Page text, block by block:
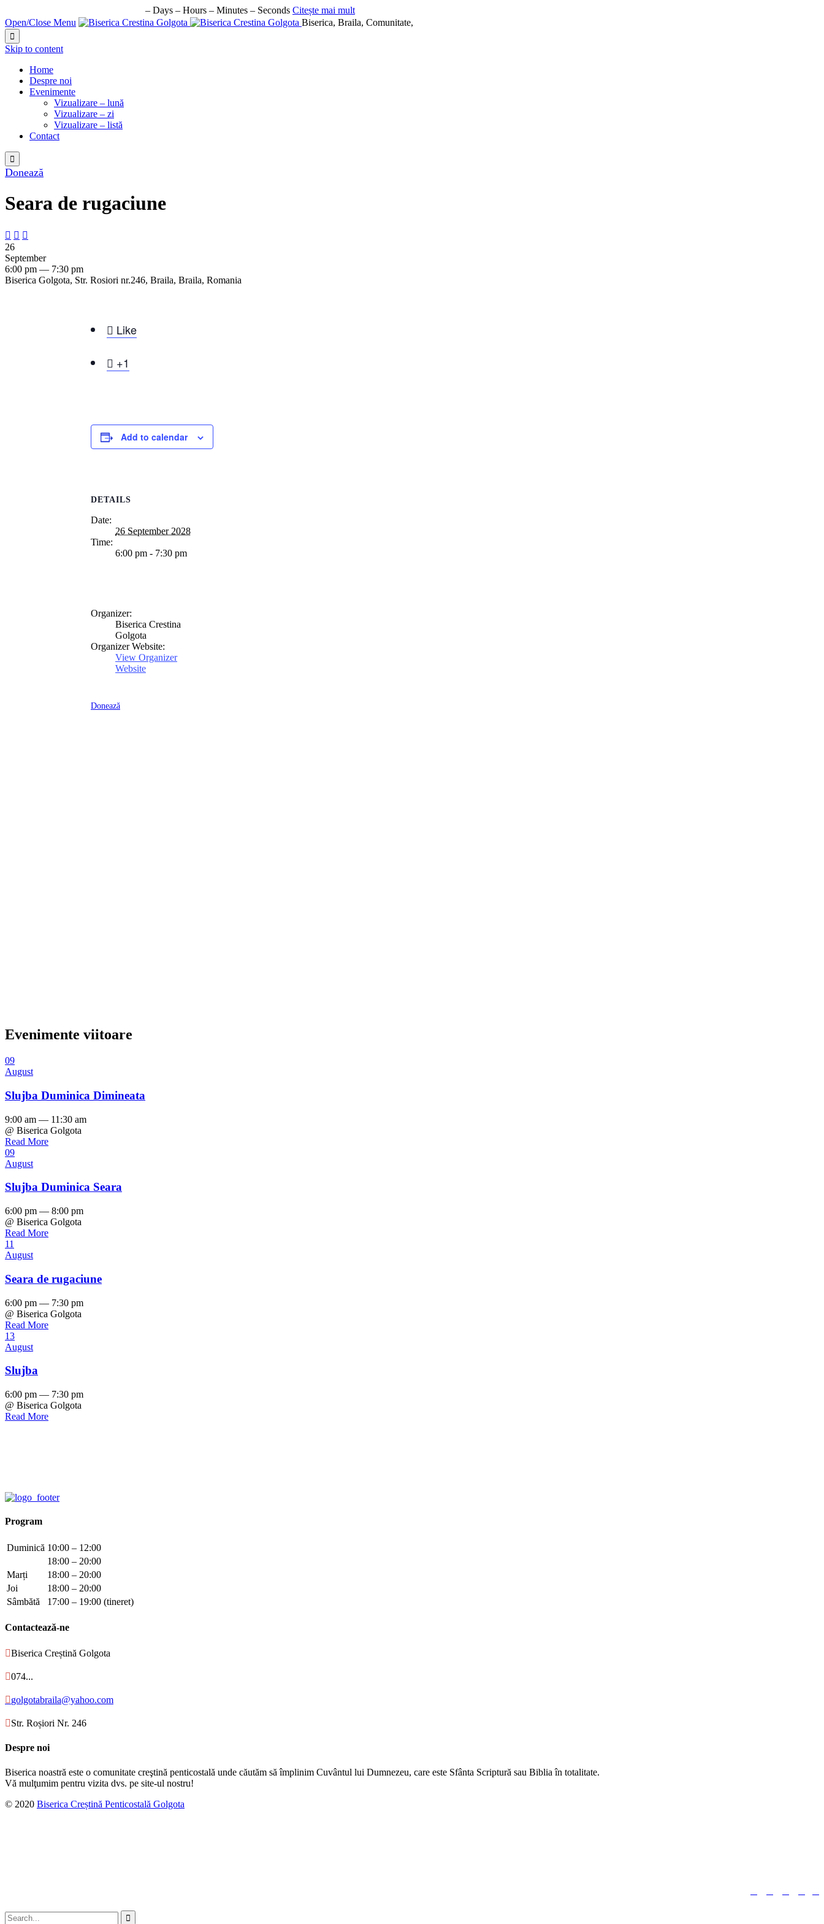
– Days – Hours – Minutes – Seconds Citește mai mult
Open/Close Menu
Biserica, Braila, Comunitate,

Skip to content
Home
Despre noi
Evenimente
Vizualizare – lună
Vizualizare – zi
Vizualizare – listă
Contact

Donează
Seara de rugaciune
  
26
September
6:00 pm — 7:30 pm
Biserica Golgota, Str. Rosiori nr.246, Braila, Braila, Romania
 Like
 +1
Add to calendar
DETAILS
Date:
26 September 2028
Time:
6:00 pm - 7:30 pm
Organizer:
Biserica Crestina
Golgota
Organizer Website:
View Organizer
Website
Donează
Evenimente viitoare
09
August
Slujba Duminica Dimineata
9:00 am — 11:30 am
@ Biserica Golgota
Read More
09
August
Slujba Duminica Seara
6:00 pm — 8:00 pm
@ Biserica Golgota
Read More
11
August
Seara de rugaciune
6:00 pm — 7:30 pm
@ Biserica Golgota
Read More
13
August
Slujba
6:00 pm — 7:30 pm
@ Biserica Golgota
Read More
Program
Duminică 10:00 – 12:00
18:00 – 20:00
Marți
18:00 – 20:00
Joi
18:00 – 20:00
Sâmbătă
17:00 – 19:00 (tineret)
Contactează-ne
Biserica Creștină Golgota
074...
golgotabraila@yahoo.com
Str. Roșiori Nr. 246
Despre noi
Biserica noastră este o comunitate creştină penticostală unde căutăm să împlinim Cuvântul lui Dumnezeu, care este Sfânta Scriptură sau Biblia în totalitate.
Vă mulţumim pentru vizita dvs. pe site-ul nostru!
© 2020 Biserica Creștină Penticostală Golgota
